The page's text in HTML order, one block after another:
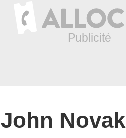
John Novak